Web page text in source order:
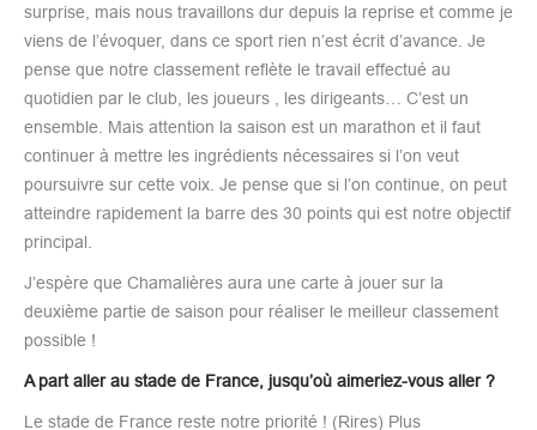
surprise, mais nous travaillons dur depuis la reprise et comme je
viens de l’évoquer, dans ce sport rien n’est écrit d’avance. Je
pense que notre classement reflète le travail effectué au
quotidien par le club, les joueurs , les dirigeants… C’est un
ensemble. Mais attention la saison est un marathon et il faut
continuer à mettre les ingrédients nécessaires si l’on veut
poursuivre sur cette voix. Je pense que si l’on continue, on peut
atteindre rapidement la barre des 30 points qui est notre objectif
principal.
J’espère que Chamalières aura une carte à jouer sur la
deuxième partie de saison pour réaliser le meilleur classement
possible !
A part aller au stade de France, jusqu’où aimeriez-vous aller ?
Le stade de France reste notre priorité ! (Rires) Plus